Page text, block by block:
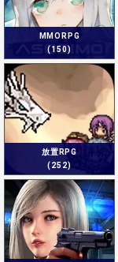
MMORPG
(150)
放置RPG
(252)